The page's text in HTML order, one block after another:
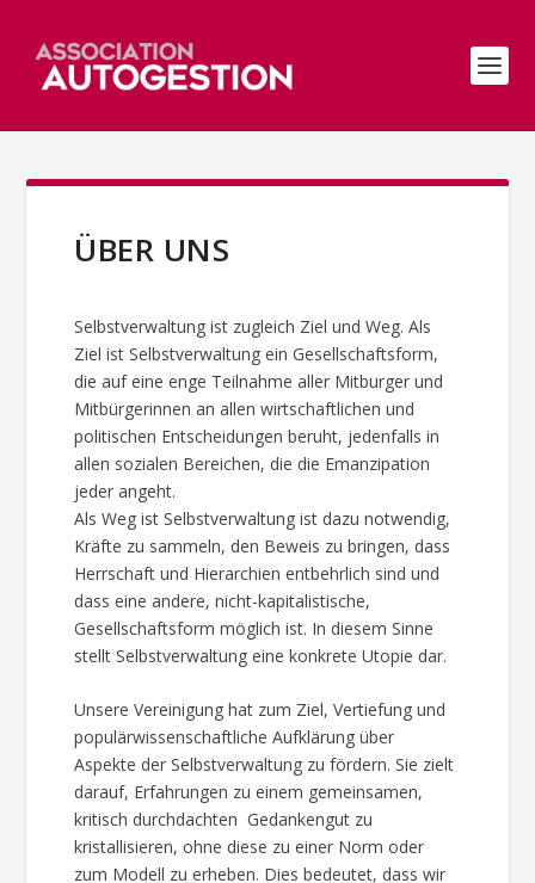
ÜBER UNS
Selbstverwaltung ist zugleich Ziel und Weg. Als
Ziel ist Selbstverwaltung ein Gesellschaftsform,
die auf eine enge Teilnahme aller Mitburger und
Mitbürgerinnen an allen wirtschaftlichen und
politischen Entscheidungen beruht, jedenfalls in
allen sozialen Bereichen, die die Emanzipation
jeder angeht.
Als Weg ist Selbstverwaltung ist dazu notwendig,
Kräfte zu sammeln, den Beweis zu bringen, dass
Herrschaft und Hierarchien entbehrlich sind und
dass eine andere, nicht-kapitalistische,
Gesellschaftsform möglich ist. In diesem Sinne
stellt Selbstverwaltung eine konkrete Utopie dar.
Unsere Vereinigung hat zum Ziel, Vertiefung und
populärwissenschaftliche Aufklärung über
Aspekte der Selbstverwaltung zu fördern. Sie zielt
darauf, Erfahrungen zu einem gemeinsamen,
kritisch durchdachten Gedankengut zu
kristallisieren, ohne diese zu einer Norm oder
zum Modell zu erheben. Dies bedeutet, dass wir